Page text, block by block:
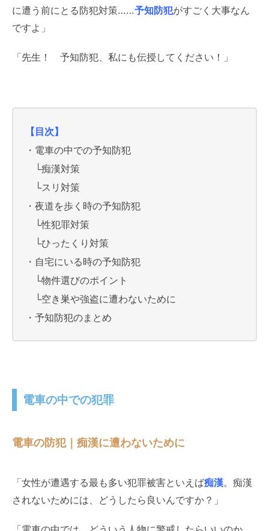
に遭う前にとる防犯対策……予知防犯がすごく大事なん
ですよ」
「先生！ 予知防犯、私にも伝授してください！ 」
【目次】
・電車の中での予知防犯
└痴漢対策
└スリ対策
・夜道を歩く時の予知防犯
└性犯罪対策
└ひったくり対策
・自宅にいる時の予知防犯
└物件選びのポイント
└空き巣や強盗に遭わないために
・予知防犯のまとめ
電車の中での犯罪
電車の防犯｜痴漢に遭わないために
「女性が遭遇する最も多い犯罪被害といえば痴漢。痴漢
されないためには、どうしたら良いんですか？」